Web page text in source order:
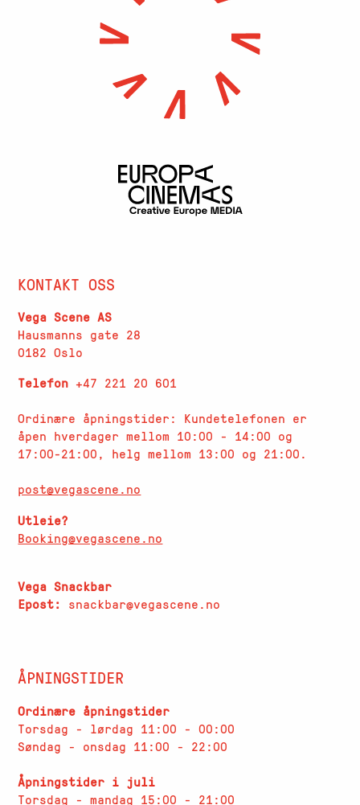
KONTAKT OSS
Vega Scene AS
Hausmanns gate 28
0182 Oslo
Telefon+47 221 20 601
Ordinære åpningstider: Kundetelefonen er
åpen hverdager mellom 10:00 - 14:00 og
17:00-21:00, helg mellom 13:00 og 21:00.
post@vegascene.no
Utleie?
Booking@vegascene.no
Vega Snackbar
Epost: snackbar@vegascene.no
ÅPNINGSTIDER
Ordinære åpningstider
Torsdag - lørdag 11:00 - 00:00
Søndag - onsdag 11:00 - 22:00
Åpningstider i juli
Torsdag - mandag 15:00 - 21:00